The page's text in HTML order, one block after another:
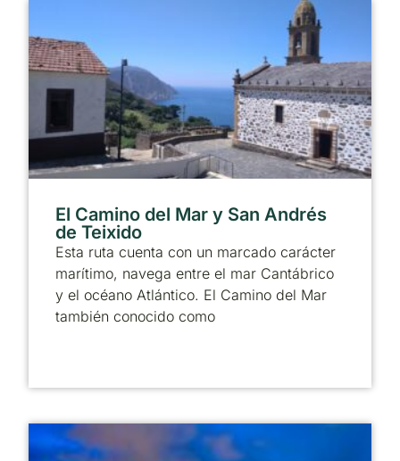
El Camino del Mar y San Andrés
de Teixido
Esta ruta cuenta con un marcado carácter
marítimo, navega entre el mar Cantábrico
y el océano Atlántico. El Camino del Mar
también conocido como